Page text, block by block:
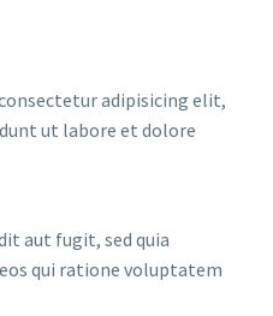
adipisicing elit,
ut labore et dolore
aut fugit, sed quia
qui ratione voluptatem